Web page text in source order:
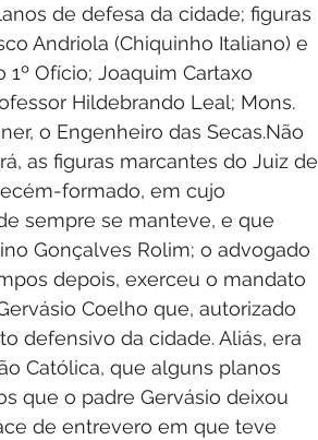
de defesa da cidade; figuras
Andriola (Chiquinho Italiano) e
Ofício; Joaquim Cartaxo
Hildebrando Leal; Mons.
o Engenheiro das Secas.Não
as figuras marcantes do Juiz de
formado, em cujo
sempre se manteve, e que
Gonçalves Rolim; o advogado
depois, exerceu o mandato
Coelho que, autorizado
defensivo da cidade. Aliás, era
Católica, que alguns planos
que o padre Gervásio deixou
de entrevero em que teve